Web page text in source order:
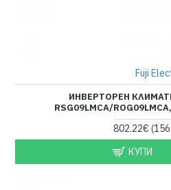
Fuji
ИНВЕРТОРЕН
RSG09LMCA/
802.22€
КУПИ